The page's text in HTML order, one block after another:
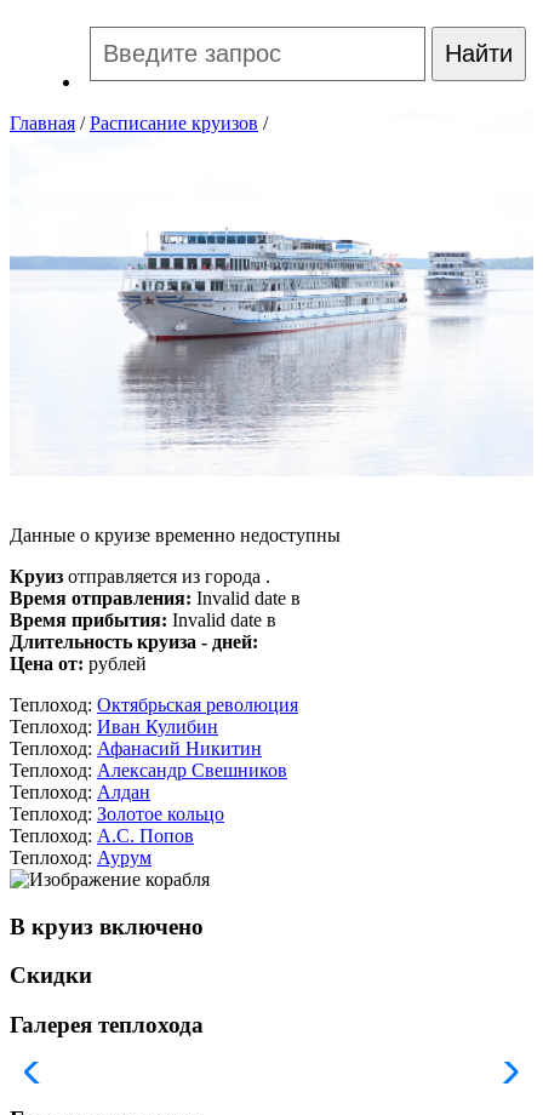
Главная /Расписание круизов /
Данные о круизе временно недоступны
Круиз отправляется из города .
Время отправления: Invalid date в
Время прибытия: Invalid date в
Длительность круиза - дней:
Цена от: рублей
Теплоход: Октябрьская революция
Теплоход: Иван Кулибин
Теплоход: Афанасий Никитин
Теплоход: Александр Свешников
Теплоход: Алдан
Теплоход: Золотое кольцо
Теплоход: А.С. Попов
Теплоход: Аурум
В круиз включено
Скидки
Галерея теплохода